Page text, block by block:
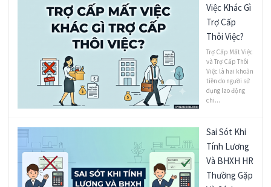
Việc Khác Gì
Trợ Cấp
Thôi Việc?
Trợ Cấp Mất Việc
và Trợ Cấp Thôi
Việc là hai khoản
tiền do người sử
dụng lao động
chi...
Sai Sót Khi
Tính Lương
Và BHXH HR
Thường Gặp